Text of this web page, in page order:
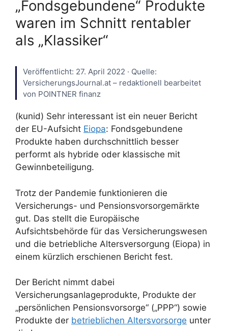
„Fondsgebundene“ Produkte
waren im Schnitt rentabler
als „Klassiker“
Veröffentlicht: 27. April 2022 · Quelle:
VersicherungsJournal.at – redaktionell bearbeitet
von POINTNER finanz
(kunid) Sehr interessant ist ein neuer Bericht
der EU-Aufsicht Eiopa: Fondsgebundene
Produkte haben durchschnittlich besser
performt als hybride oder klassische mit
Gewinnbeteiligung.
Trotz der Pandemie funktionieren die
Versicherungs- und Pensionsvorsorgemärkte
gut. Das stellt die Europäische
Aufsichtsbehörde für das Versicherungswesen
und die betriebliche Altersversorgung (Eiopa) in
einem kürzlich erschienen Bericht fest.
Der Bericht nimmt dabei
Versicherungsanlageprodukte, Produkte der
„persönlichen Pensionsvorsorge“ („PPP“) sowie
Produkte der betrieblichen Altersvorsorge unter